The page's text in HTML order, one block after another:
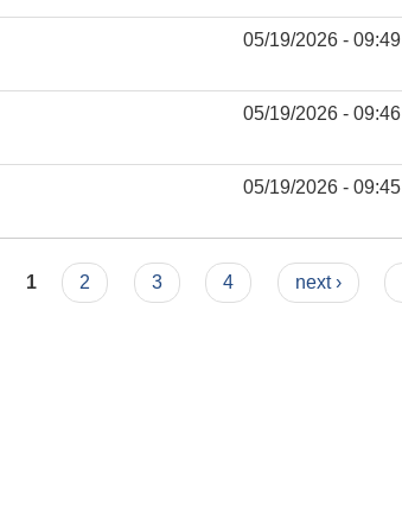
05/19/2026 - 09:49
05/19/2026 - 09:46
05/19/2026 - 09:45
1 2 3 4 next ›